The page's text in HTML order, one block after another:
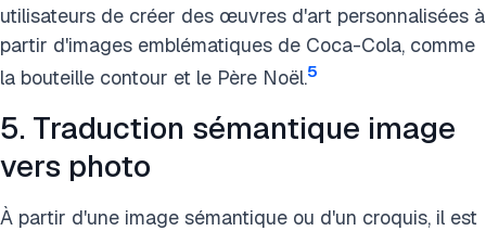
utilisateurs de créer des œuvres d'art personnalisées à
partir d'images emblématiques de Coca-Cola, comme
la bouteille contour et le Père Noël.5
5. Traduction sémantique image
vers photo
À partir d'une image sémantique ou d'un croquis, il est